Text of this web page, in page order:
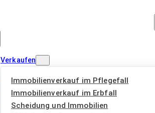
Verkaufen
Immobilienverkauf im Pflegefall
Immobilienverkauf im Erbfall
Scheidung und Immobilien